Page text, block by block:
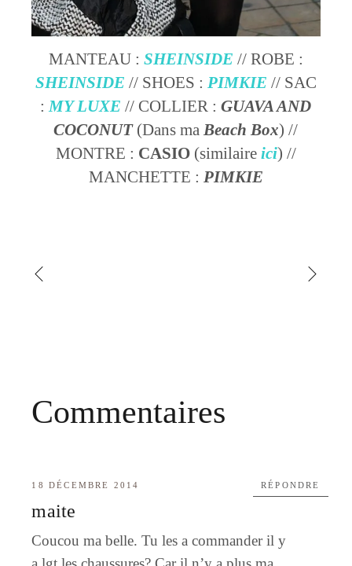
MANTEAU : SHEINSIDE // ROBE :
SHEINSIDE // SHOES : PIMKIE // SAC
:MY LUXE // COLLIER :GUAVA AND
COCONUT(Dans maBeach Box) //
MONTRE : CASIO(similaire ici) //
MANCHETTE : PIMKIE
Commentaires
18 DÉCEMBRE 2014
maite
Coucou ma belle. Tu les a commander il y
RÉPONDRE